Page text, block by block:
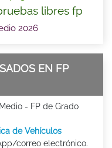
libres fp
2026
EN FP
- FP de Grado
de Vehículos
correo electrónico.